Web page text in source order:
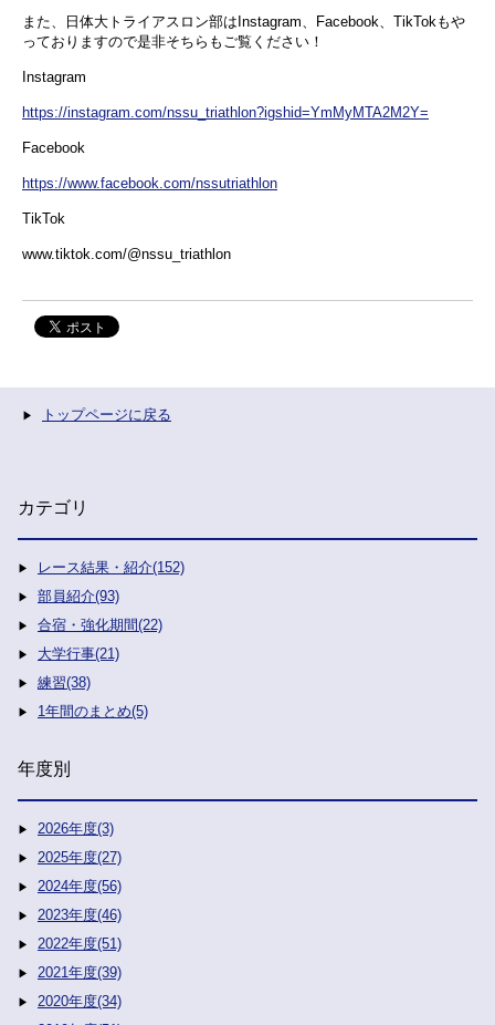
また、日体大トライアスロン部はInstagram、Facebook、TikTokもや
っておりますので是非そちらもご覧ください！
Instagram
https://instagram.com/nssu_triathlon?igshid=YmMyMTA2M2Y=
Facebook
https://www.facebook.com/nssutriathlon
TikTok
www.tiktok.com/@nssu_triathlon
トップページに戻る
カテゴリ
レース結果・紹介(152)
部員紹介(93)
合宿・強化期間(22)
大学行事(21)
練習(38)
1年間のまとめ(5)
年度別
2026年度(3)
2025年度(27)
2024年度(56)
2023年度(46)
2022年度(51)
2021年度(39)
2020年度(34)